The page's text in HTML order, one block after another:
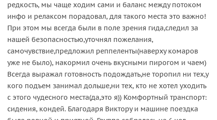
редкость, мы чаще ходим сами и баланс между потоком
инфо и релаксом порадовал, для такого места это важно!
При этом мы всегда были в поле зрения гида,следил за
нашей безопасностью,уточнял пожелания,
самочувствие,предложил реппеленты(наверху комаров
уже не было), накормил очень вкусными пирогом и чаем)
Всегда выражал готовность подождать,не торопил ни тех,у
кого подъем занимал дольше,ни тех, кто не хотел уходить
с этого чудесного места(да,это я)) Комфортный транспорт:
сидения, кондей. Благодаря Виктору и машине поездка